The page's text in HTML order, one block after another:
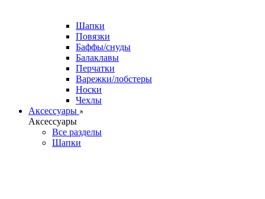
Шапки
Повязки
Баффы/снуды
Балаклавы
Перчатки
Варежки/лобстеры
Носки
Чехлы
Аксессуары
Аксессуары
Все разделы
Шапки